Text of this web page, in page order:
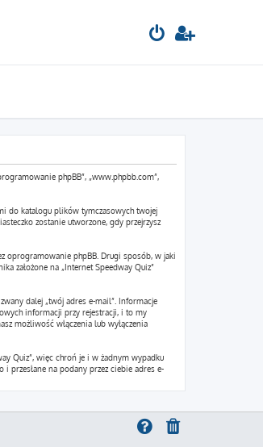
phpBB”, „www.phpbb.com”,
do katalogu plików tymczasowych twojej
zostanie utworzone, gdy przejrzysz
oprogramowanie phpBB. Drugi sposób, w jaki
założone na „Internet Speedway Quiz”
dalej „twój adres e-mail”. Informacje
informacji przy rejestracji, i to my
możliwość włączenia lub wyłączenia
Quiz”, więc chroń je i w żadnym wypadku
i przesłane na podany przez ciebie adres e-